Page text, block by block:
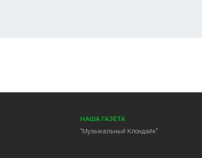
НАША ГАЗЕТА
"Музыкальный Клондайк"